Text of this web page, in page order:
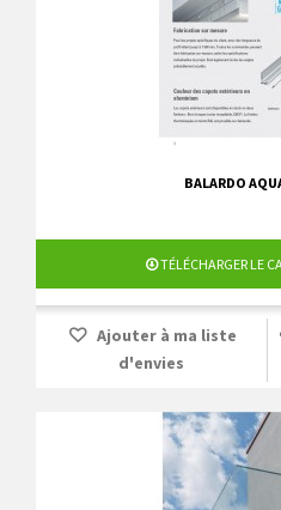
BALARDO
TÉLÉCHARGER LE
Ajouter à ma liste
d'envies